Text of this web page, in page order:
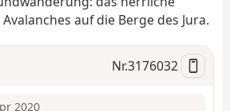
o
auf die Berge des Jura.
Nr.3176032
2020